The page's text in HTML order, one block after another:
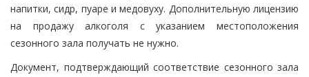
напитки, сидр, пуаре и медовуху. Дополнительную лицензию
на продажу алкоголя с указанием местоположения
сезонного зала получать не нужно.
Документ, подтверждающий соответствие сезонного зала